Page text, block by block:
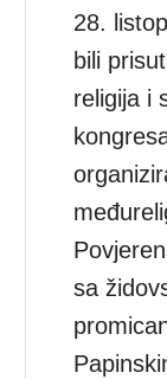
28.
bili
religija i
sa